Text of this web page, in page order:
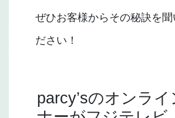
ぜひお客様からその秘訣を聞
ださい！
parcy’sのオンライ